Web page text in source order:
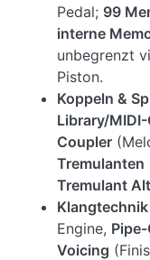
Pedal; 99
interne
unbegrenzt
Piston.
Koppeln &
Library/
Coupler
Tremulanten
Tremulant
Klangtechnik
Engine,
Voicing